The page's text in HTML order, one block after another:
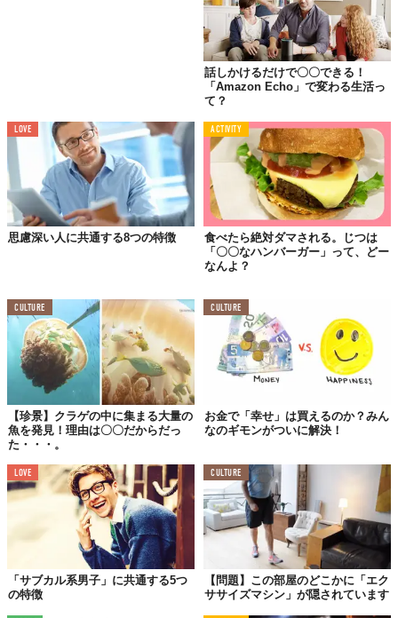
話しかけるだけで〇〇できる！
「Amazon Echo」で変わる生活っ
て？
LOVE
思慮深い人に共通する8つの特徴
ACTIVITY
食べたら絶対ダマされる。じつは
「〇〇なハンバーガー」って、どー
なんよ？
CULTURE
【珍景】クラゲの中に集まる大量の
魚を発見！理由は〇〇だからだっ
た・・・。
CULTURE
お金で「幸せ」は買えるのか？みん
なのギモンがついに解決！
LOVE
「サブカル系男子」に共通する5つ
の特徴
CULTURE
【問題】この部屋のどこかに「エク
ササイズマシン」が隠されています